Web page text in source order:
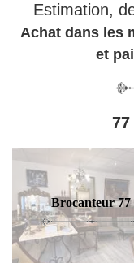
Estimation,
Achat dans les
et
Brocanteur 77